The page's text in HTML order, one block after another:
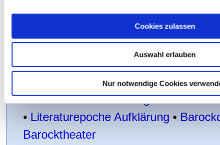
Cookies zulassen
Auswahl erlauben
Nur notwendige Cookies
Soldatenleben in der Frühen
•Sexualisierte Gewalt
•Kleist: Der zerbrochne Krug
Theater und Theaterwesen im 18.
•Aufklärer und Patronage
• Literaturepoche Aufklärung •
Barocktheater